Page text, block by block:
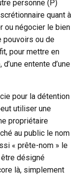
personne (P)
quant à
ou négocier le bien
pouvoirs ou de
pour mettre en
entente d’une
pour la détention
utiliser une
propriétaire
au public le nom
« prête-nom » le
désigné
là, simplement